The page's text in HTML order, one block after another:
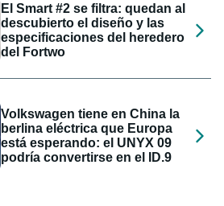
El Smart #2 se filtra: quedan al
descubierto el diseño y las
especificaciones del heredero
del Fortwo
Volkswagen tiene en China la
berlina eléctrica que Europa
está esperando: el UNYX 09
podría convertirse en el ID.9